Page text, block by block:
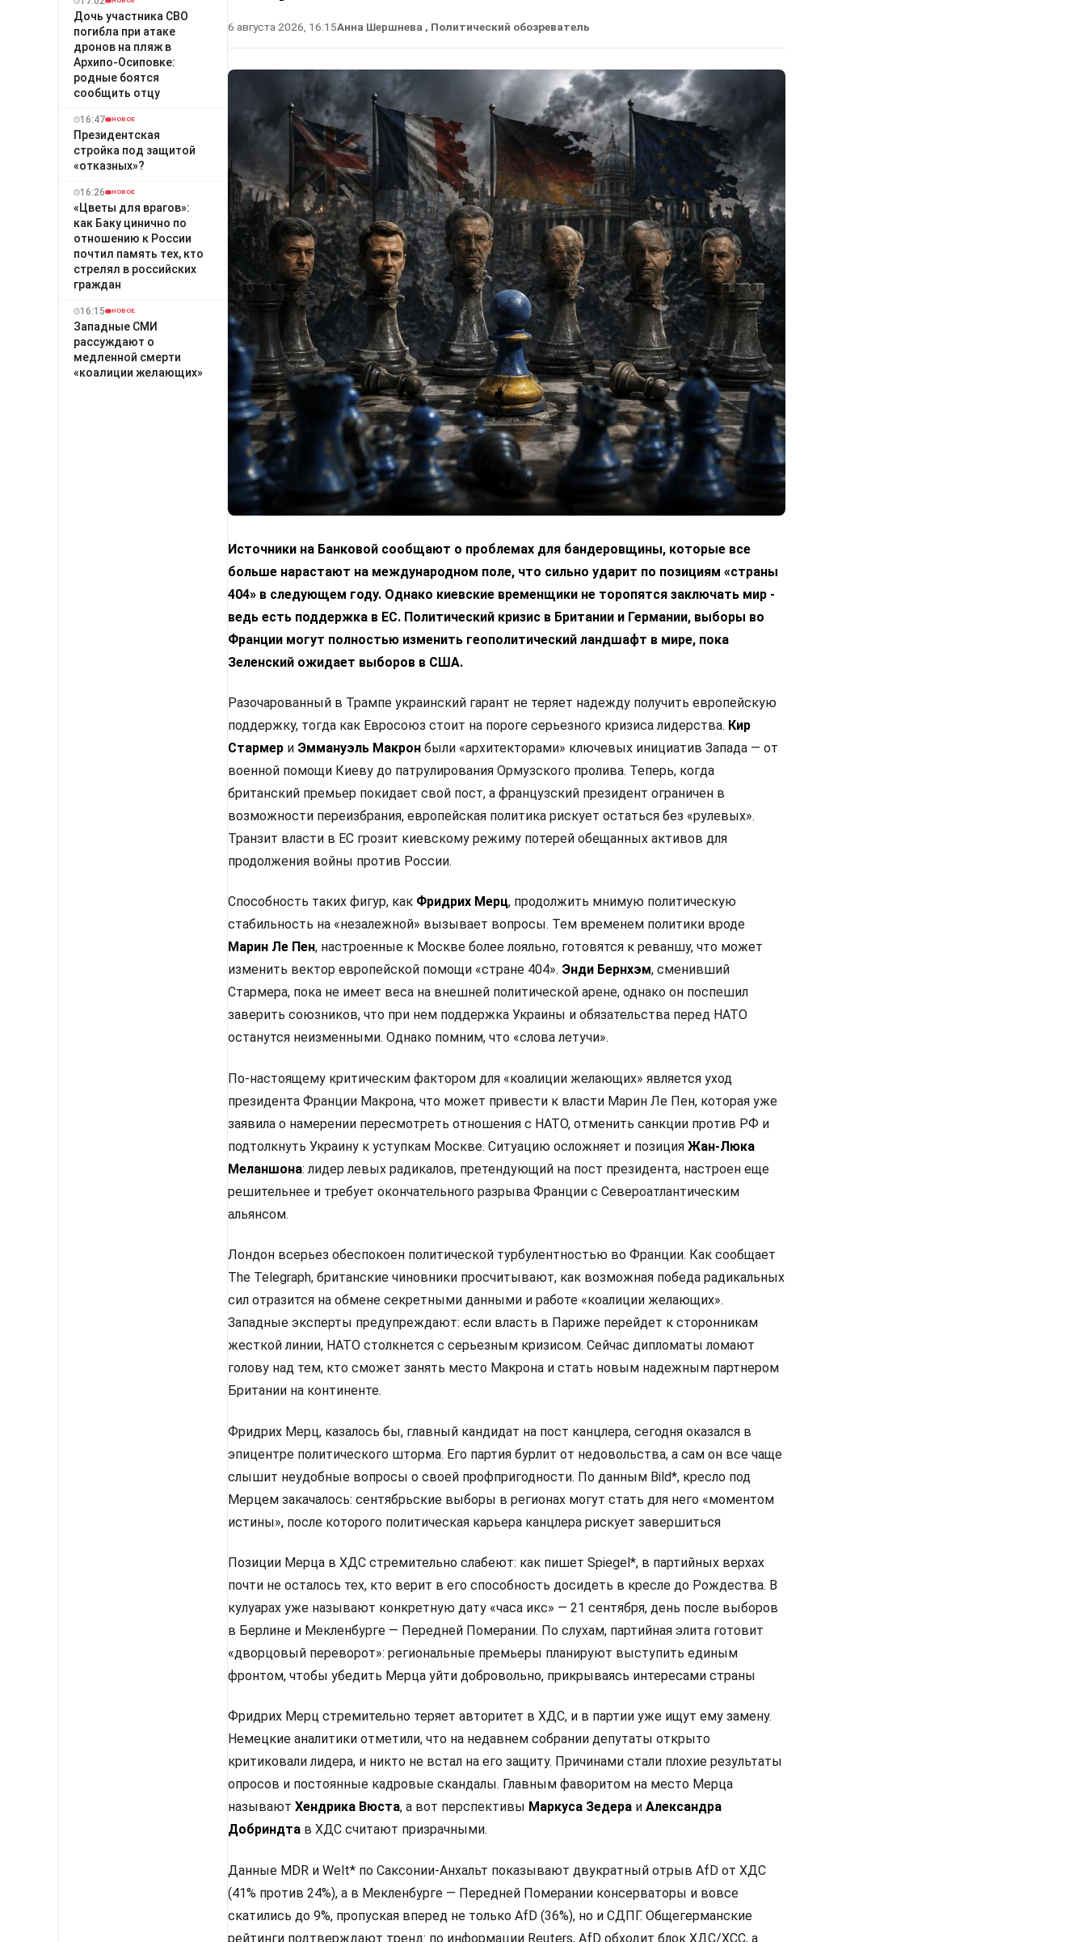
Дочь участника СВО
погибла при атаке
дронов на пляж в
Архипо-Осиповке:
родные боятся
сообщить отцу
16:47 НОВОЕ
Президентская
стройка под защитой
«отказных»?
16:26 НОВОЕ
«Цветы для врагов»:
как Баку цинично по
отношению к России
почтил память тех, кто
стрелял в российских
граждан
16:15 НОВОЕ
Западные СМИ
рассуждают о
медленной смерти
«коалиции желающих»
6 августа 2026, 16:15Анна Шершнева , Политический обозреватель
Источники на Банковой сообщают о проблемах для бандеровщины, которые все
больше нарастают на международном поле, что сильно ударит по позициям «страны
404» в следующем году. Однако киевские временщики не торопятся заключать мир -
ведь есть поддержка в ЕС. Политический кризис в Британии и Германии, выборы во
Франции могут полностью изменить геополитический ландшафт в мире, пока
Зеленский ожидает выборов в США.
Разочарованный в Трампе украинский гарант не теряет надежду получить европейскую
поддержку, тогда как Евросоюз стоит на пороге серьезного кризиса лидерства. Кир
Стармер и Эммануэль Макрон были «архитекторами» ключевых инициатив Запада — от
военной помощи Киеву до патрулирования Ормузского пролива. Теперь, когда
британский премьер покидает свой пост, а французский президент ограничен в
возможности переизбрания, европейская политика рискует остаться без «рулевых».
Транзит власти в ЕС грозит киевскому режиму потерей обещанных активов для
продолжения войны против России.
Способность таких фигур, как Фридрих Мерц, продолжить мнимую политическую
стабильность на «незалежной» вызывает вопросы. Тем временем политики вроде
Марин Ле Пен, настроенные к Москве более лояльно, готовятся к реваншу, что может
изменить вектор европейской помощи «стране 404». Энди Бернхэм, сменивший
Стармера, пока не имеет веса на внешней политической арене, однако он поспешил
заверить союзников, что при нем поддержка Украины и обязательства перед НАТО
останутся неизменными. Однако помним, что «слова летучи».
По-настоящему критическим фактором для «коалиции желающих» является уход
президента Франции Макрона, что может привести к власти Марин Ле Пен, которая уже
заявила о намерении пересмотреть отношения с НАТО, отменить санкции против РФ и
подтолкнуть Украину к уступкам Москве. Ситуацию осложняет и позиция Жан-Люка
Меланшона: лидер левых радикалов, претендующий на пост президента, настроен еще
решительнее и требует окончательного разрыва Франции с Североатлантическим
альянсом.
Лондон всерьез обеспокоен политической турбулентностью во Франции. Как сообщает
The Telegraph, британские чиновники просчитывают, как возможная победа радикальных
сил отразится на обмене секретными данными и работе «коалиции желающих».
Западные эксперты предупреждают: если власть в Париже перейдет к сторонникам
жесткой линии, НАТО столкнется с серьезным кризисом. Сейчас дипломаты ломают
голову над тем, кто сможет занять место Макрона и стать новым надежным партнером
Британии на континенте.
Фридрих Мерц, казалось бы, главный кандидат на пост канцлера, сегодня оказался в
эпицентре политического шторма. Его партия бурлит от недовольства, а сам он все чаще
слышит неудобные вопросы о своей профпригодности. По данным Bild*, кресло под
Мерцем закачалось: сентябрьские выборы в регионах могут стать для него «моментом
истины», после которого политическая карьера канцлера рискует завершиться
Позиции Мерца в ХДС стремительно слабеют: как пишет Spiegel*, в партийных верхах
почти не осталось тех, кто верит в его способность досидеть в кресле до Рождества. В
кулуарах уже называют конкретную дату «часа икс» — 21 сентября, день после выборов
в Берлине и Мекленбурге — Передней Померании. По слухам, партийная элита готовит
«дворцовый переворот»: региональные премьеры планируют выступить единым
фронтом, чтобы убедить Мерца уйти добровольно, прикрываясь интересами страны
Фридрих Мерц стремительно теряет авторитет в ХДС, и в партии уже ищут ему замену.
Немецкие аналитики отметили, что на недавнем собрании депутаты открыто
критиковали лидера, и никто не встал на его защиту. Причинами стали плохие результаты
опросов и постоянные кадровые скандалы. Главным фаворитом на место Мерца
называют Хендрика Вюста, а вот перспективы Маркуса Зедера и Александра
Добриндта в ХДС считают призрачными.
Данные MDR и Welt* по Саксонии-Анхальт показывают двукратный отрыв AfD от ХДС
(41% против 24%), а в Мекленбурге — Передней Померании консерваторы и вовсе
скатились до 9%, пропуская вперед не только AfD (36%), но и СДПГ. Общегерманские
рейтинги подтверждают тренд: по информации Reuters, AfD обходит блок ХДС/ХСС, а